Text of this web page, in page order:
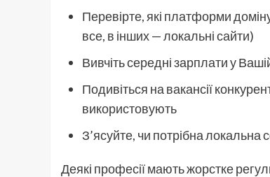
Перевірте, які платформи
все, в інших — локальні сайти)
Вивчіть середні зарплати у
Подивіться на вакансії
використовують
З’ясуйте, чи потрібна локальна
Деякі професії мають жорстке